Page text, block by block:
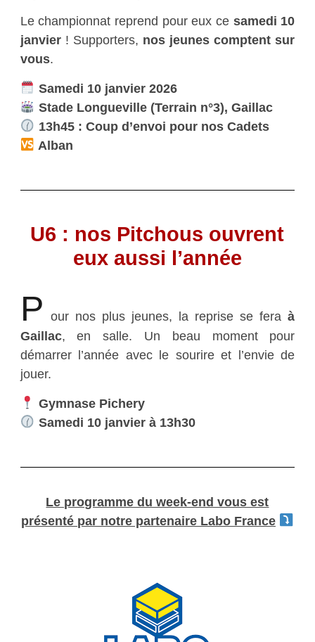
Le championnat reprend pour eux ce samedi 10
janvier! Supporters, nos jeunes comptent sur
vous.
Samedi 10 janvier 2026
Stade Longueville (Terrain n°3), Gaillac
13h45 : Coup d’envoi pour nos Cadets
Alban
U6 : nos Pitchous ouvrent
eux aussi l’année
P our nos plus jeunes, la reprise se feraà
Gaillac, en salle. Un beau moment pour
démarrer l’année avec le sourire et l’envie de
jouer.
Gymnase Pichery
Samedi 10 janvier à 13h30
Le programme du week-end vous est
présenté par notre partenaire Labo France